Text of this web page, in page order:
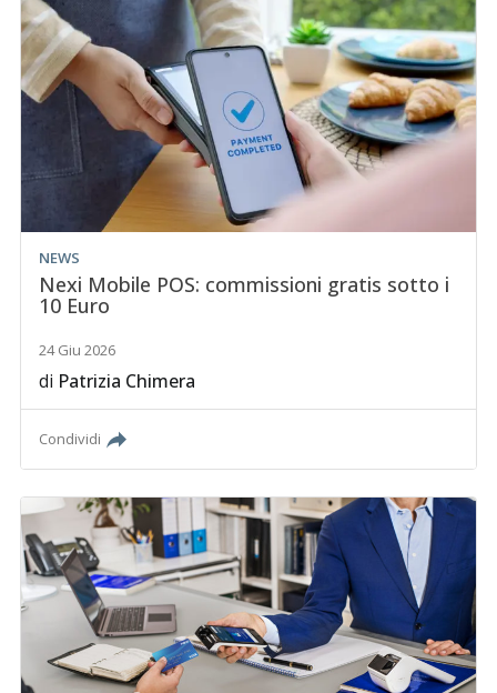
NEWS
Nexi Mobile POS: commissioni gratis sotto i
10 Euro
24 Giu 2026
di Patrizia Chimera
Condividi